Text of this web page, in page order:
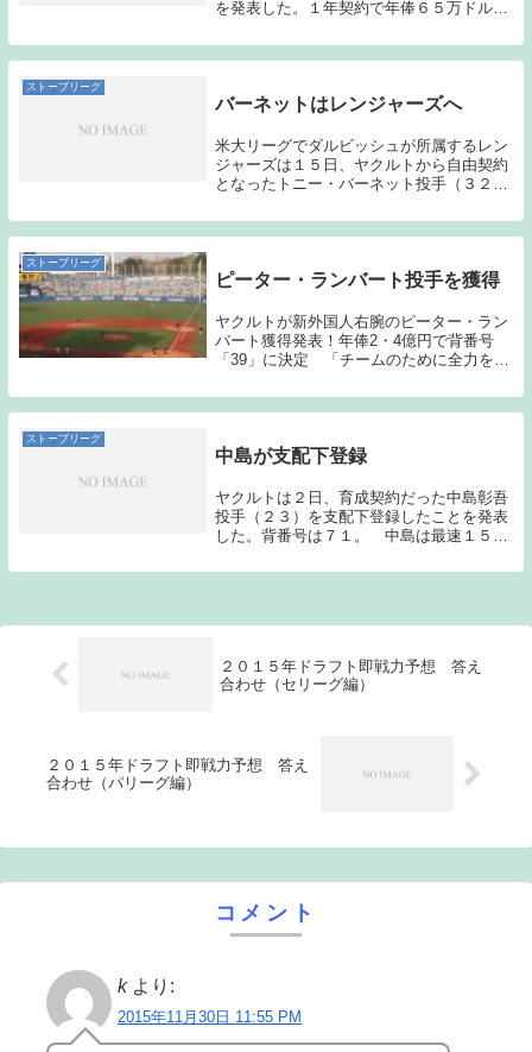
を発表した。１年契約で年俸６５万ドル
８」。ドミニカ共和国出身で１９０センチ
の長身右腕。メジャー通算２１９勝右腕、
ストーブリーグ
バーネットはレンジャーズへ
米大リーグでダルビッシュが所属するレン
ジャーズは１５日、ヤクルトから自由契約
となったトニー・バーネット投手（３２）
アによると、２０１６年が１５０万ドル
（約１億８０００万円）、１７年が１７５
ストーブリーグ
ピーター・ランバート投手を獲得
ヤクルトが新外国人右腕のピーター・ラン
バート獲得発表！年俸2・4億円で背番号
「39」に決定 「チームのために全力を尽
マンに続いて、今日は、ピーター・ランバ
ートの獲得が発表された。バウマンは、パ
ストーブリーグ
中島が支配下登録
ヤクルトは２日、育成契約だった中島彰吾
投手（２３）を支配下登録したことを発表
した。背番号は７１。 中島は最速１５０
に登板し０勝１敗２セーブ、防御率２・４
２０１５年ドラフト即戦力予想 答え
合わせ（セリーグ編）
２０１５年ドラフト即戦力予想 答え
合わせ（パリーグ編）
コメント
k より:
2015年11月30日 11:55 PM